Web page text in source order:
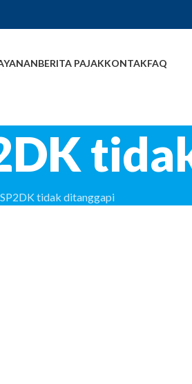
BERITA PAJAKKONTAKFAQ
SP2DK tidak ditanggapi